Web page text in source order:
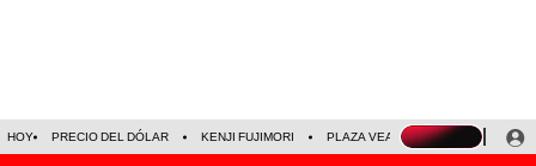
HOY PRECIO DEL DÓLAR KENJI FUJIMORI PLAZA VEA FERIADOS